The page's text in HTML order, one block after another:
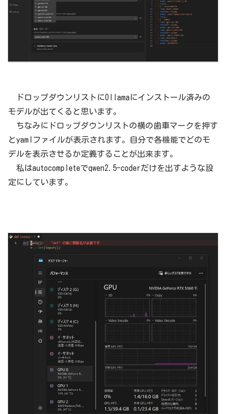
ドロップダウンリストにOllamaにインストール済みの
モデルが出てくると思います。
ちなみにドロップダウンリストの横の歯車マークを押す
とyamlファイルが表示されます。自分で各機能でどのモ
デルを表示させるか定義することが出来ます。
私はautocompleteでqwen2.5-coderだけを出すような設
定にしています。